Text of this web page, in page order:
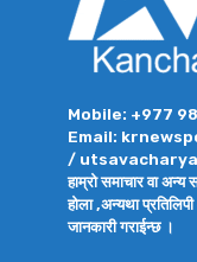
Mobile: +977
Email:
/
हाम्रो समाचार वा अन्य
होला ,अन्यथा
जानकारी गराईन्छ ।